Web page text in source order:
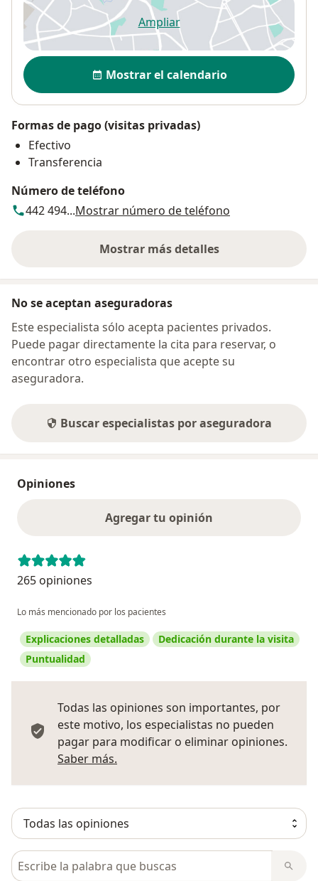
Ampliarse abre en una nueva
Disponibilidad
Mostrar el calendario
Formas de pago (visitas privadas)
Efectivo
Transferencia
Número de teléfono
442 494...Mostrar número de teléfono
Mostrar más detalles
sobre la dirección
No se aceptan aseguradoras
Este especialista sólo acepta pacientes privados.
Puede pagar directamente la cita para reservar, o
encontrar otro especialista que acepte su
aseguradora.
Buscar especialistas por aseguradora
Opiniones
Agregar tu opinión
265 opiniones
Lo más mencionado por los pacientes
Explicaciones detalladas
Dedicación durante la visita
Puntualidad
Todas las opiniones son importantes, por
este motivo, los especialistas no pueden
pagar para modificar o eliminar opiniones.
Saber más.
Busca en opiniones